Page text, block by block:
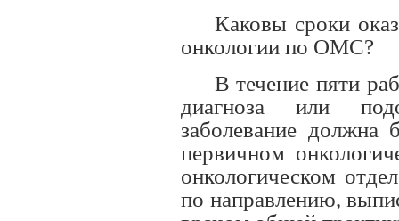
Каковы сроки
онкологии по ОМС?
В течение пяти
диагноза или
заболевание должна
первичном
онкологическом
по направлению,